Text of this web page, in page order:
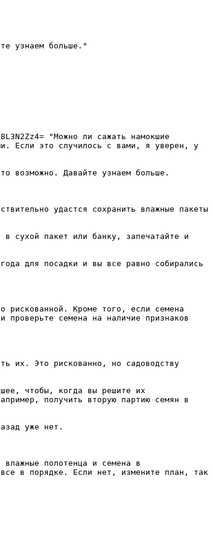
узнаем больше."
"Можно ли сажать намокшие
Если это случилось с вами, я уверен, у
возможно. Давайте узнаем больше.
удастся сохранить влажные пакеты
в сухой пакет или банку, запечатайте и
для посадки и вы все равно собирались
рискованной. Кроме того, если семена
семена на наличие признаков
их. Это рискованно, но садоводству
чтобы, когда вы решите их
получить вторую партию семян в
уже нет.
влажные полотенца и семена в
в порядке. Если нет, измените план, так